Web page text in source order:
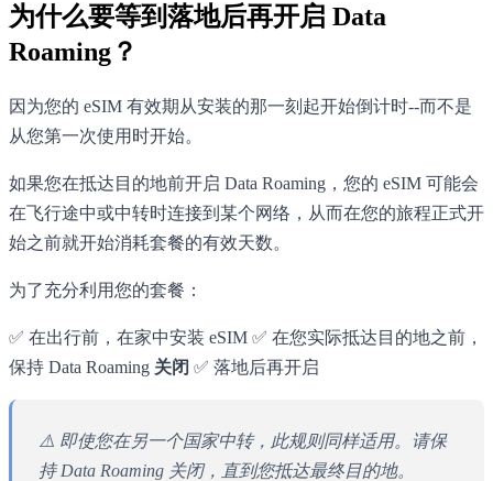
为什么要等到落地后再开启 Data
Roaming？
因为您的 eSIM 有效期从安装的那一刻起开始倒计时--而不是
从您第一次使用时开始。
如果您在抵达目的地前开启 Data Roaming，您的 eSIM 可能会
在飞行途中或中转时连接到某个网络，从而在您的旅程正式开
始之前就开始消耗套餐的有效天数。
为了充分利用您的套餐：
✅ 在出行前，在家中安装 eSIM ✅ 在您实际抵达目的地之前，
保持 Data Roaming 关闭 ✅ 落地后再开启
⚠️ 即使您在另一个国家中转，此规则同样适用。请保
持 Data Roaming 关闭，直到您抵达最终目的地。